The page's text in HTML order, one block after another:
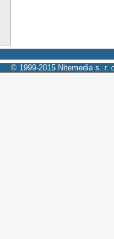
© 1999-2015 Nitemedia s. r.